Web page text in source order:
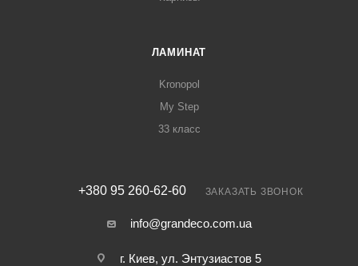
ЛАМИНАТ
Kronopol
My Step
33 класс
+380 95 260-62-60 ЗАКАЗАТЬ ЗВОНОК
info@grandeco.com.ua
г. Киев, ул. Энтузиастов 5